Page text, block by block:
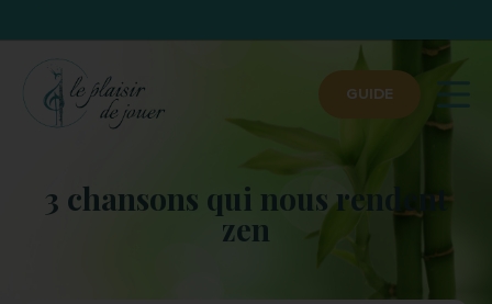
GUIDE
3 chansons qui nous rendent
zen